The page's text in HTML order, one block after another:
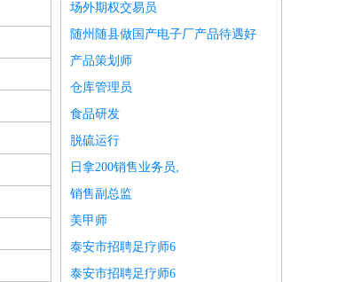
场外期权交易员
随州随县做国产电子厂产品待遇好
产品策划师
仓库管理员
食品研发
脱硫运行
日拿200销售业务员,
销售副总监
美甲师
泰安市招聘足疗师6
泰安市招聘足疗师6